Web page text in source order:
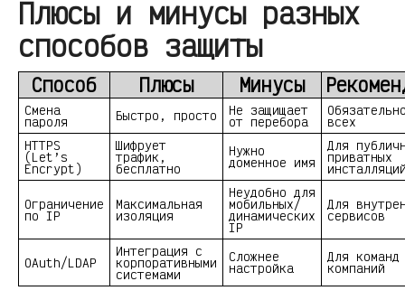
Плюсы и минусы разных
способов защиты
Способ Плюсы Минусы
Смена
пароля Быстро, просто Не защищает
от перебора
всех
HTTPS
(Let’s
Encrypt)
Шифрует
трафик,
бесплатно
Нужно
доменное имя
Для
приватных
Ограничение
по IP
Максимальная
изоляция
Неудобно для
мобильных/
динамических
IP
Для
сервисов
OAuth/LDAP
Интеграция с
корпоративными
системами
Сложнее
настройка
Для команд
компаний